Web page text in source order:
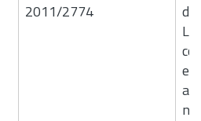
2011/2774